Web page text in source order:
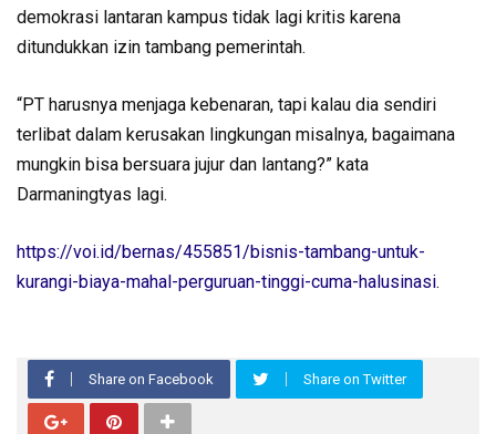
demokrasi lantaran kampus tidak lagi kritis karena
ditundukkan izin tambang pemerintah.
“PT harusnya menjaga kebenaran, tapi kalau dia sendiri
terlibat dalam kerusakan lingkungan misalnya, bagaimana
mungkin bisa bersuara jujur dan lantang?” kata
Darmaningtyas lagi.
https://voi.id/bernas/455851/bisnis-tambang-untuk-
kurangi-biaya-mahal-perguruan-tinggi-cuma-halusinasi.
Share on Facebook Share on Twitter